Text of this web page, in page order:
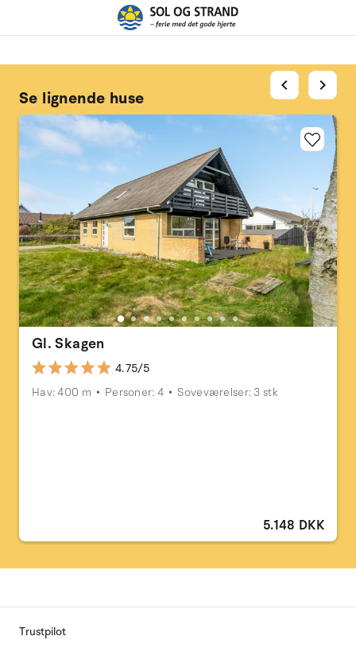
Se lignende huse
Gl. Skagen
4.75/5
Hav: 400 m
Personer: 4 Soveværelser: 3 stk
5.148 DKK
chevron_left chevron_right
Trustpilot